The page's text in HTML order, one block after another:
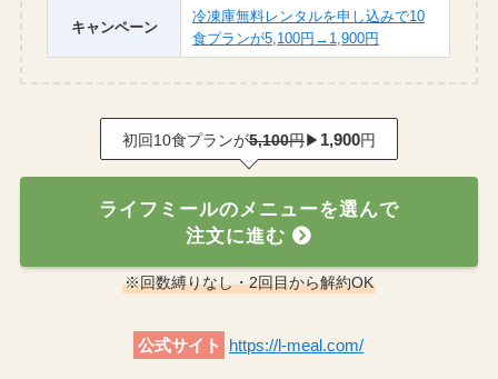
キャンペーン
冷凍庫無料レンタルを申し込みで10
食プランが5,100円→1,900円
初回10食プランが5,100円▶ 1,900円
ライフミールのメニューを選んで
注文に進む
※回数縛りなし・2回目から解約OK
公式サイト https://l-meal.com/